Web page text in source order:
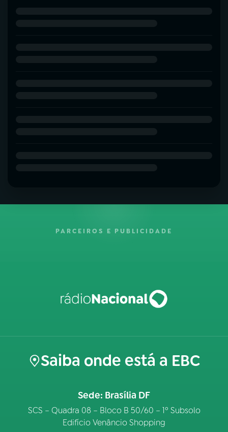
PARCEIROS E PUBLICIDADE
Saiba onde está a EBC
Sede: Brasília DF
SCS – Quadra 08 – Bloco B 50/60 – 1º Subsolo
Edifício Venâncio Shopping